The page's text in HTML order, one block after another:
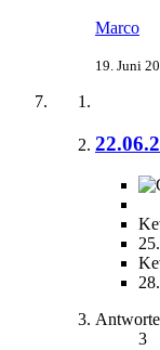
Marco
19. Juni
3